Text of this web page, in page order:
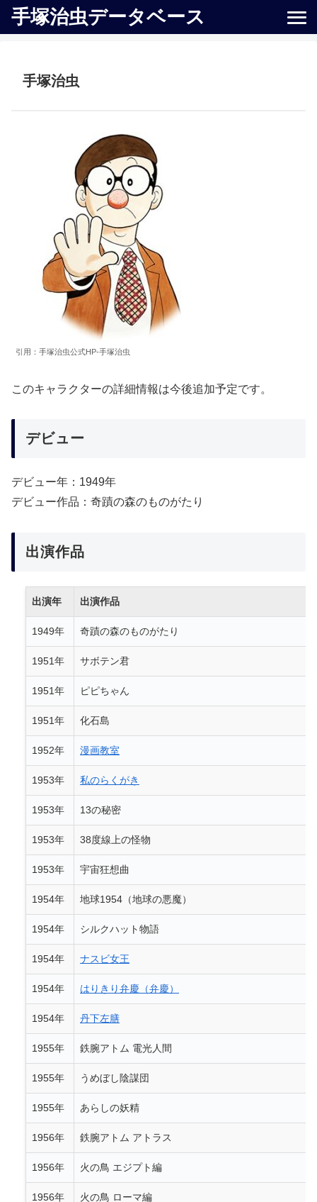
手塚治虫データベース
手塚治虫
引用：手塚治虫公式HP-手塚治虫
このキャラクターの詳細情報は今後追加予定です。
デビュー
デビュー年：1949年
デビュー作品：奇蹟の森のものがたり
出演作品
出演年 出演作品
1949年 奇蹟の森のものがたり
1951年 サボテン君
1951年 ピピちゃん
1951年 化石島
1952年 漫画教室
1953年 私のらくがき
1953年 13の秘密
1953年 38度線上の怪物
1953年 宇宙狂想曲
1954年 地球1954（地球の悪魔）
1954年 シルクハット物語
1954年 ナスビ女王
1954年 はりきり弁慶（弁慶）
1954年 丹下左膳
1955年 鉄腕アトム 電光人間
1955年 うめぼし陰謀団
1955年 あらしの妖精
1956年 鉄腕アトム アトラス
1956年 火の鳥 エジプト編
1956年 火の鳥 ローマ編